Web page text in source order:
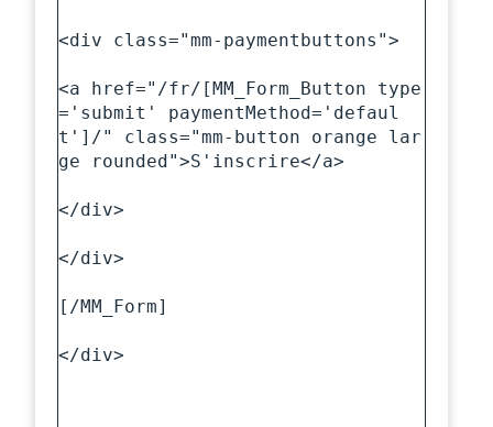
<div class="mm-paymentbuttons">
<a href="/fr/[MM_Form_Button type
='submit' paymentMethod='defaul
t']/" class="mm-button orange lar
ge rounded">S'inscrire</a>
</div>
</div>
[/MM_Form]
</div>